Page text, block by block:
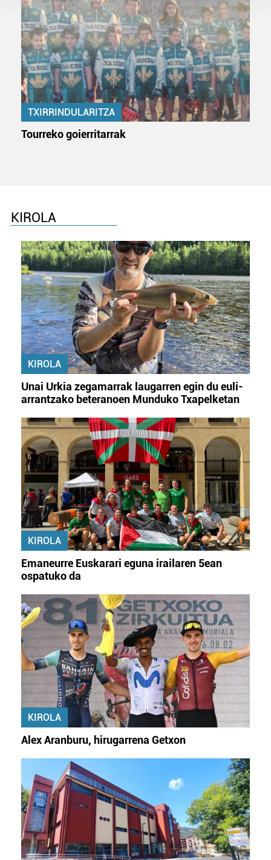
Guk eta gure bazkideek zure datu pertsonalak
prozesatzen ditugu, zure IP zenbakia, besteak beste,
teknologia erabiliz, cookieak adibidez, iragarki eta eduki
pertsonalizatuak eskaintzeko, iragarkiak eta edukia
neurtzeko, jendeari buruzko informazioa biltzeko eta
produktuak garatzeko. Zure datuak nork eta zertarako
erabiltzen dituen hauta dezakezu.
Bazkide batzuek ez dizute baimenik eskatzen, eta beren
interes komertzial legitimoetan babesten dira. Ikusi gure
Lortu zure datu pertsonalak prozesatzeko moduari
buruzko informazio gehiago eta ezarri zure lehentasunak
datuen atalean. Edozein unetan alda edo ken dezakezu
zure baimena Cookieen adierazpenean.
Webgune honek cookie propioak eta hirugarrenen cookie-
fitxategiak erabiltzen ditu. Zure esperientzia eta
zerbitzuak hobetzeko asmoz, cookie teknologiaz
baliatzen gara. Ohar hau onartuz gero, teknologia hori
erabiltzeko baimen esplizitua ematen diguzu.Gehiago
irakurri
TXIRRINDULARITZA
Tourreko goierritarrak
KIROLA
KIROLA
Unai Urkia zegamarrak laugarren egin du euli-
arrantzako beteranoen Munduko Txapelketan
KIROLA
Emaneurre Euskarari eguna irailaren 5ean
ospatuko da
KIROLA
Alex Aranburu, hirugarrena Getxon